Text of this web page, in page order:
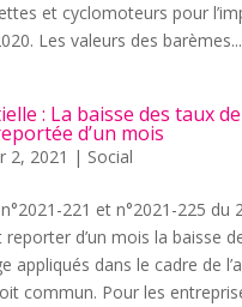
et cyclomoteurs pour
Les valeurs des barèmes...
: La baisse des taux
d’un mois
2, 2021 | Social
221 et n°2021-225 du
reporter d’un mois la baisse
appliqués dans le cadre de
commun. Pour les